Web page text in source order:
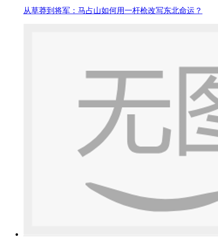
从草莽到将军：马占山如何用一杆枪改写东北命运？